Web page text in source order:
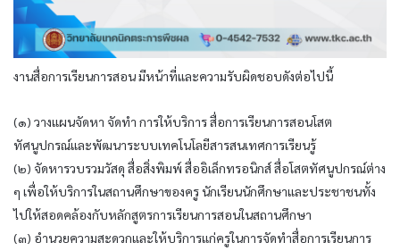
งานสื่อการเรียนการสอน มีหน้าที่และความรับผิดชอบดังต่อไปนี้
(๑) วางแผนจัดหา จัดทำ การให้บริการ สื่อการเรียนการสอนโสต
ทัศนูปกรณ์และพัฒนาระบบเทคโนโลยีสารสนเทศการเรียนรู้
(๒) จัดหารวบรวมวัสดุ สื่อสิ่งพิมพ์ สื่ออิเล็กทรอนิกส์ สื่อโสตทัศนูปกรณ์ต่าง
ๆ เพื่อให้บริการในสถานศึกษาของครู นักเรียนนักศึกษาและประชาชนทั้ง
ไปให้สอดคล้องกับหลักสูตรการเรียนการสอนในสถานศึกษา
(๓) อำนวยความสะดวกและให้บริการแก่ครูในการจัดทำสื่อการเรียนการ